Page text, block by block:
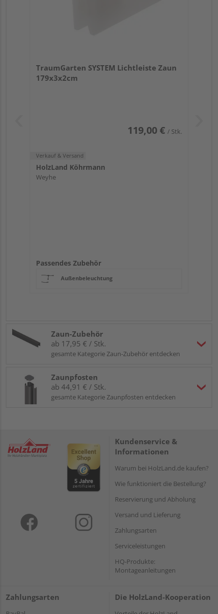
TraumGarten SYSTEM Lichtleiste Zaun
179x3x2cm
119,00 € / Stk.
Verkauf & Versand
HolzLand Köhrmann
Weyhe
Passendes Zubehör
Außenbeleuchtung
Zaun-Zubehör
ab 17,95 € / Stk.
gesamte Kategorie Zaun-Zubehör entdecken
Zaunpfosten
ab 44,91 € / Stk.
gesamte Kategorie Zaunpfosten entdecken
Kundenservice &
Informationen
Warum bei HolzLand.de kaufen?
Wie funktioniert die Bestellung?
Reservierung und Abholung
Versand und Lieferung
Zahlungsarten
Serviceleistungen
HQ-Produkte:
Montageanleitungen
Zahlungsarten Die HolzLand-Kooperation